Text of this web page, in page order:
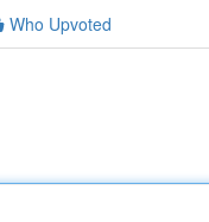
Who Upvoted